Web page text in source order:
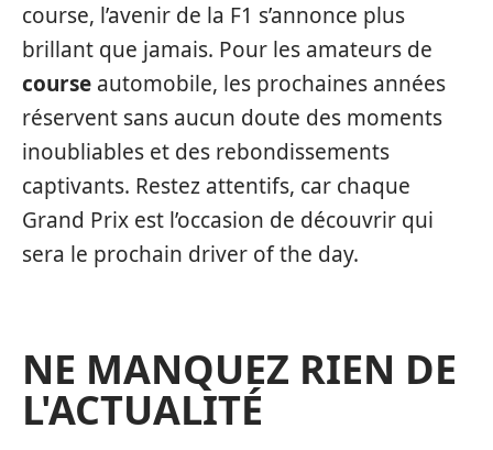
course, l’avenir de la F1 s’annonce plus
brillant que jamais. Pour les amateurs de
course automobile, les prochaines années
réservent sans aucun doute des moments
inoubliables et des rebondissements
captivants. Restez attentifs, car chaque
Grand Prix est l’occasion de découvrir qui
sera le prochain driver of the day.
NE MANQUEZ RIEN DE
L'ACTUALITÉ